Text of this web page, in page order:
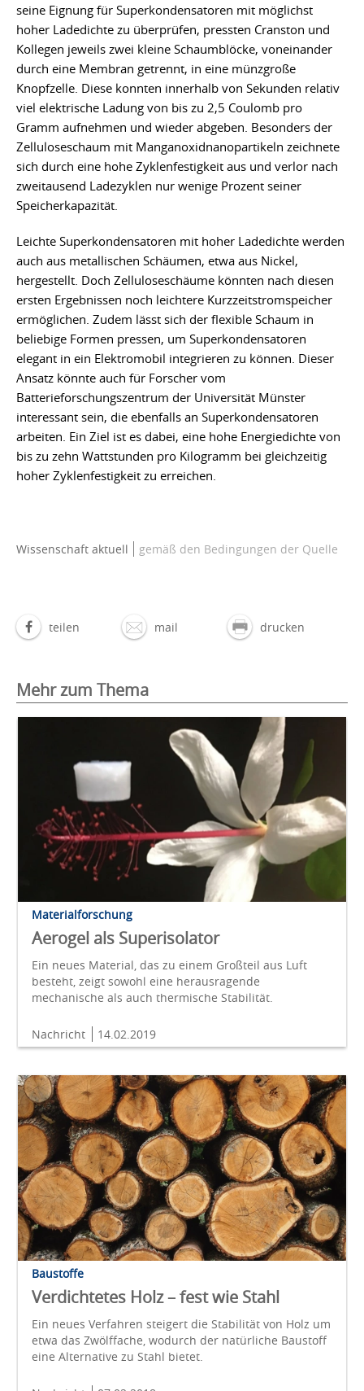
seine Eignung für Superkondensatoren mit möglichst
hoher Ladedichte zu überprüfen, pressten Cranston und
Kollegen jeweils zwei kleine Schaumblöcke, voneinander
durch eine Membran getrennt, in eine münzgroße
Knopfzelle. Diese konnten innerhalb von Sekunden relativ
viel elektrische Ladung von bis zu 2,5 Coulomb pro
Gramm aufnehmen und wieder abgeben. Besonders der
Zelluloseschaum mit Manganoxidnanopartikeln zeichnete
sich durch eine hohe Zyklenfestigkeit aus und verlor nach
zweitausend Ladezyklen nur wenige Prozent seiner
Speicherkapazität.
Leichte Superkondensatoren mit hoher Ladedichte werden
auch aus metallischen Schäumen, etwa aus Nickel,
hergestellt. Doch Zelluloseschäume könnten nach diesen
ersten Ergebnissen noch leichtere Kurzzeitstromspeicher
ermöglichen. Zudem lässt sich der flexible Schaum in
beliebige Formen pressen, um Superkondensatoren
elegant in ein Elektromobil integrieren zu können. Dieser
Ansatz könnte auch für Forscher vom
Batterieforschungszentrum der Universität Münster
interessant sein, die ebenfalls an Superkondensatoren
arbeiten. Ein Ziel ist es dabei, eine hohe Energiedichte von
bis zu zehn Wattstunden pro Kilogramm bei gleichzeitig
hoher Zyklenfestigkeit zu erreichen.
Wissenschaft aktuell gemäß den Bedingungen der Quelle
teilen mail drucken
Mehr zum Thema
Materialforschung
Aerogel als Superisolator
Ein neues Material, das zu einem Großteil aus Luft
besteht, zeigt sowohl eine herausragende
mechanische als auch thermische Stabilität.
Nachricht 14.02.2019
Baustoffe
Verdichtetes Holz – fest wie Stahl
Ein neues Verfahren steigert die Stabilität von Holz um
etwa das Zwölffache, wodurch der natürliche Baustoff
eine Alternative zu Stahl bietet.